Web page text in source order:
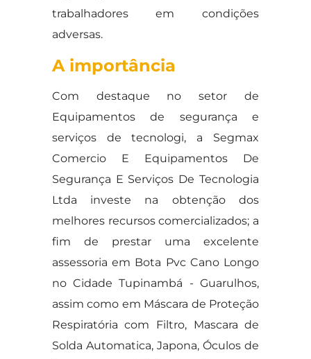
trabalhadores em condições
adversas.
A importância
Com destaque no setor de
Equipamentos de segurança e
serviços de tecnologi, a Segmax
Comercio E Equipamentos De
Segurança E Serviços De Tecnologia
Ltda investe na obtenção dos
melhores recursos comercializados; a
fim de prestar uma excelente
assessoria em Bota Pvc Cano Longo
no Cidade Tupinambá - Guarulhos,
assim como em Máscara de Proteção
Respiratória com Filtro, Mascara de
Solda Automatica, Japona, Óculos de